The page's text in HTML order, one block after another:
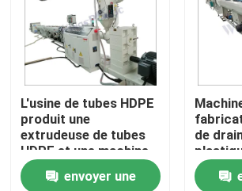
Machine d'extrudeuse de tuyau de
Chaîne de production de tuyau de
Machine d'extrudeuse de tuyau de
Machine ondulée d'extrudeuse de
L'usine de tubes HDPE
produit une
extrudeuse de tubes
HDPE et une machine
d'extrudeuse de tubes
PE
envoyer une
de